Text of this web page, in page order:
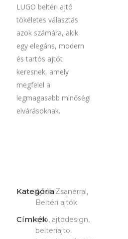
LUGO beltéri ajtó
tökéletes választás
azok számára, akik
egy elegáns, modern
és tartós ajtót
keresnek, amely
megfelel a
legmagasabb minőségi
elvárásoknak.
KategóriaAjtók Zsanérral,
Beltéri ajtók
Címkékajto, ajtodesign,
belteriajto,